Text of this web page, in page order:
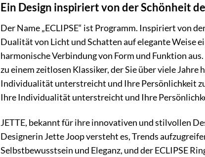
Ein Design inspiriert von der Schönheit
Der Name „ECLIPSE“ ist Programm. Inspiriert von
Dualität von Licht und Schatten auf elegante Weise
harmonische Verbindung von Form und Funktion
zu einem zeitlosen Klassiker, der Sie über viele
Individualität unterstreicht und Ihre Persönlichkeit
Ihre Individualität unterstreicht und Ihre
JETTE, bekannt für ihre innovativen und stilvollen
Designerin Jette Joop versteht es, Trends
Selbstbewusstsein und Eleganz, und der ECLIPSE